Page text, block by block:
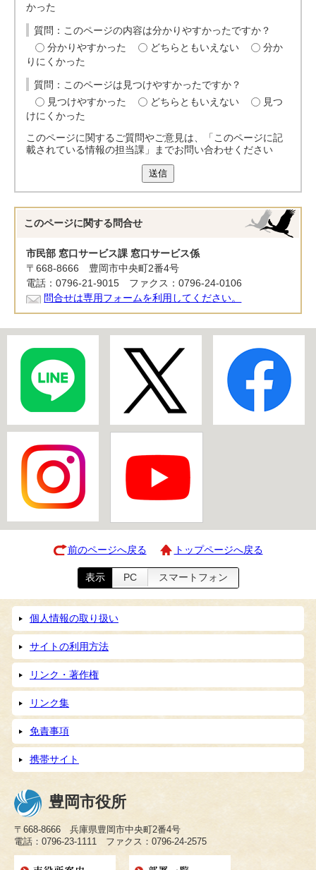
かった
質問：このページの内容は分かりやすかったですか？
分かりやすかった
どちらともいえない
分か
りにくかった
質問：このページは見つけやすかったですか？
見つけやすかった
どちらともいえない
見つ
けにくかった
このページに関するご質問やご意見は、「このページに記
載されている情報の担当課」までお問い合わせください
送信
このページに関する 問合せ
市民部 窓口サービス課 窓口サービス係
〒668-8666 豊岡市中央町2番4号
電話：0796-21-9015 ファクス：0796-24-0106
問合せは専用フォームを利用してください。
前のページへ戻る トップページへ戻る
表示 PC スマートフォン
個人情報の取り扱い
サイトの利用方法
リンク・著作権
リンク集
免責事項
携帯サイト
豊岡市役所
〒668-8666 兵庫県豊岡市中央町2番4号
電話：0796-23-1111 ファクス：0796-24-2575